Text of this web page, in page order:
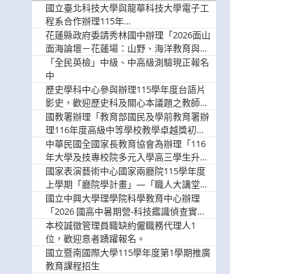
國立臺北科技大學與龍華科技大學電子工
程系合作辦理115年
「115.08.10~08.12「AI賦能應用於智慧半
導體研習營」，歡迎學生踴躍報名參加
花蓮縣政府委請秀林國中辦理「2026面山
面海論壇－花蓮場：山野、海洋教育與戶
外安全實務課程」，歡迎踴躍報名參加
「全民英檢」中級、中高級測驗現正報名
中
歷史學科中心參與辦理115學年度台語片
影史，歡迎歷史科及關心本議題之教師踴
躍報名參加
國教署辦理「教育部國民及學前教育署辦
理116年度高級中等學校教學卓越獎初選
實施計畫」，鼓勵教師踴躍報名
中華民國全國家長教育協會為辦理「116
年大學及技專校院多元入學高三學生升學
輔導家長說明會」
國家表演藝術中心國家兩廳院115學年度
上學期「廳院學計畫」—「職人大講堂」
及「一日體驗課程」，鼓勵踴躍報名參
與。
國立中興大學理學院科學教育中心辦理
「2026 國高中暑期營-科技鑑識偵查實戰
營」活動資訊，鼓勵學生踴躍報名參加。
本校誠徵管理員職缺約僱職務代理人1
位，歡迎意者踴躍報名。
國立暨南國際大學115學年度第1學期推廣
教育課程招生